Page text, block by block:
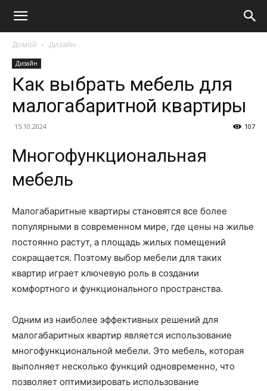
Домой Дизайн
Дизайн
Как выбрать мебель для
малогабаритной квартиры
15.10.2024 107
Многофункциональная
мебель
Малогабаритные квартиры становятся все более
популярными в современном мире, где цены на жилье
постоянно растут, а площадь жилых помещений
сокращается. Поэтому выбор мебели для таких
квартир играет ключевую роль в создании
комфортного и функционального пространства.
Одним из наиболее эффективных решений для
малогабаритных квартир является использование
многофункциональной мебели. Это мебель, которая
выполняет несколько функций одновременно, что
позволяет оптимизировать использование